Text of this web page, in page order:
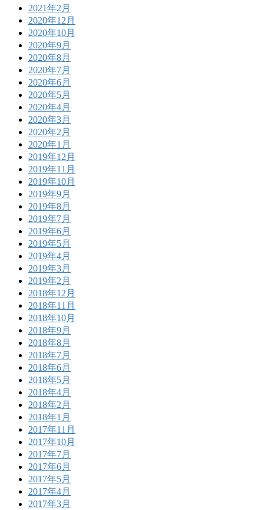
2021年2月
2020年12月
2020年10月
2020年9月
2020年8月
2020年7月
2020年6月
2020年5月
2020年4月
2020年3月
2020年2月
2020年1月
2019年12月
2019年11月
2019年10月
2019年9月
2019年8月
2019年7月
2019年6月
2019年5月
2019年4月
2019年3月
2019年2月
2018年12月
2018年11月
2018年10月
2018年9月
2018年8月
2018年7月
2018年6月
2018年5月
2018年4月
2018年2月
2018年1月
2017年11月
2017年10月
2017年7月
2017年6月
2017年5月
2017年4月
2017年3月